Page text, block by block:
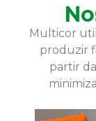
Multicor
produzir
partir